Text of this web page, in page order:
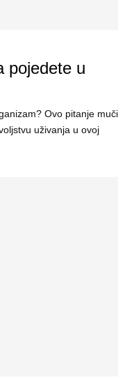
pojedete u
Ovo pitanje muči
uživanja u ovoj